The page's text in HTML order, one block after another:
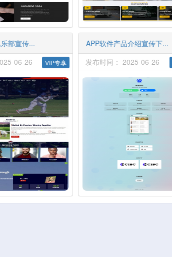
部宣传...
06-26
VIP专享
APP软件产品介绍宣传下...
发布时间： 2025-06-26